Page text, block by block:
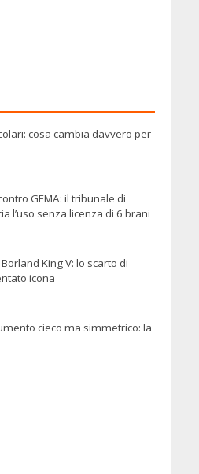
cosa cambia davvero per
GEMA: il tribunale di
l’uso senza licenza di 6 brani
King V: lo scarto di
icona
cieco ma simmetrico: la